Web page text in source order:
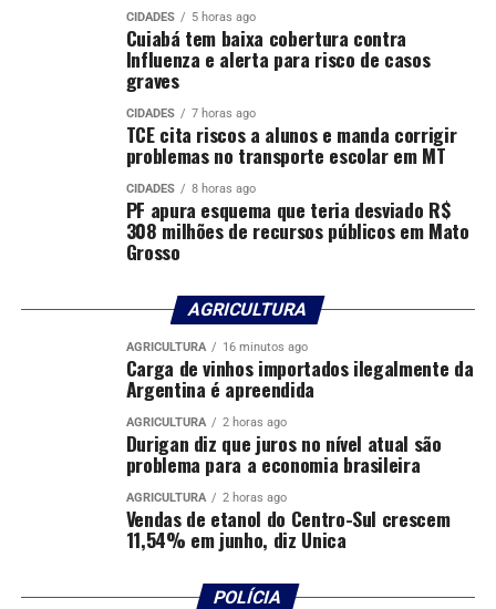
CIDADES 5 horas ago
Cuiabá tem baixa cobertura contra
Influenza e alerta para risco de casos
graves
CIDADES 7 horas ago
TCE cita riscos a alunos e manda corrigir
problemas no transporte escolar em MT
CIDADES 8 horas ago
PF apura esquema que teria desviado R$
308 milhões de recursos públicos em Mato
Grosso
AGRICULTURA
AGRICULTURA 16 minutos ago
Carga de vinhos importados ilegalmente da
Argentina é apreendida
AGRICULTURA 2 horas ago
Durigan diz que juros no nível atual são
problema para a economia brasileira
AGRICULTURA 2 horas ago
Vendas de etanol do Centro-Sul crescem
11,54% em junho, diz Unica
POLÍCIA